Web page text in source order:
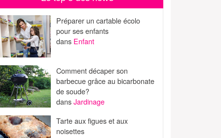
Préparer un cartable écolo
pour ses enfants
dans Enfant
Comment décaper son
barbecue grâce au bicarbonate
de soude?
dansJardinage
Tarte aux figues et aux
noisettes